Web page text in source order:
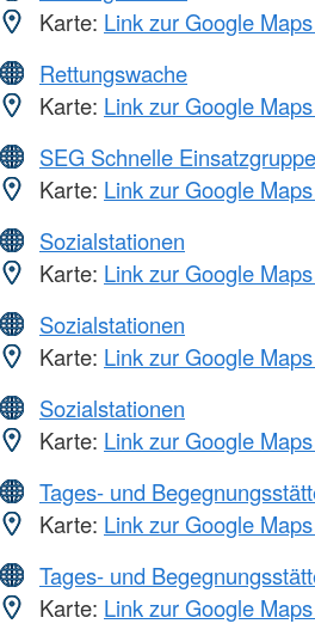
Karte: Link zur Google
Rettungswache
Karte: Link zur Google
SEG Schnelle Einsatzgruppe
Karte: Link zur Google
Sozialstationen
Karte: Link zur Google
Sozialstationen
Karte: Link zur Google
Sozialstationen
Karte: Link zur Google
Tages- und
Karte: Link zur Google
Tages- und
Karte: Link zur Google